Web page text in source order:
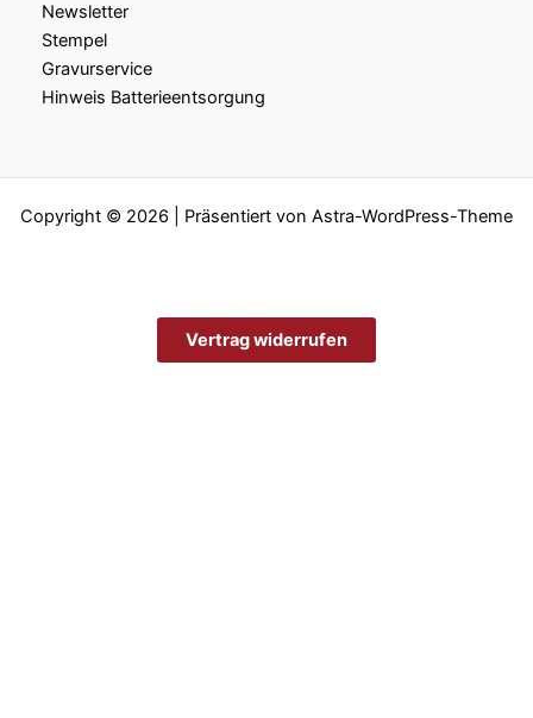
Newsletter
Stempel
Gravurservice
Hinweis Batterieentsorgung
Copyright © 2026 | Präsentiert von Astra-WordPress-Theme
Vertrag widerrufen